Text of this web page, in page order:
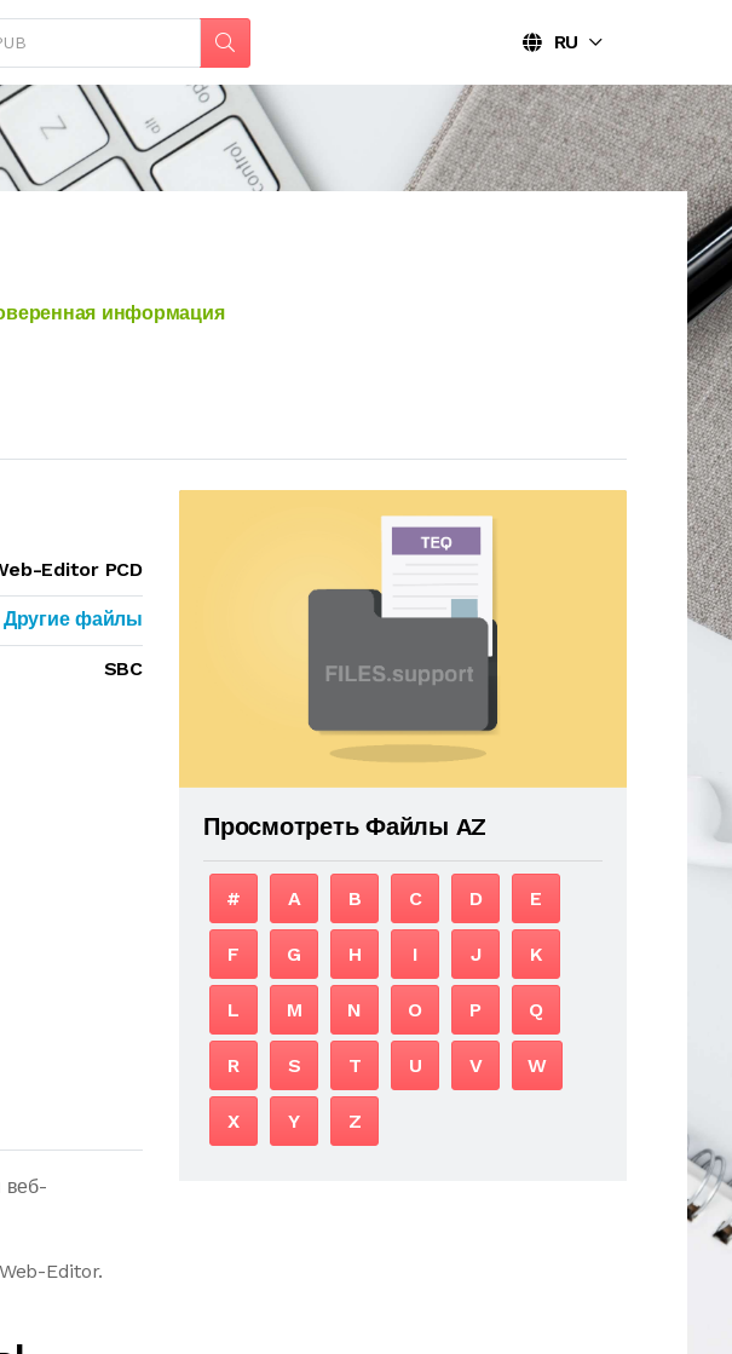
RU
информация
Editor PCD
Другие файлы
SBC
веб-
Editor.
Просмотреть Файлы AZ
# A B C D E
F G H I J K
L M N O P Q
R S T U V W
X Y Z